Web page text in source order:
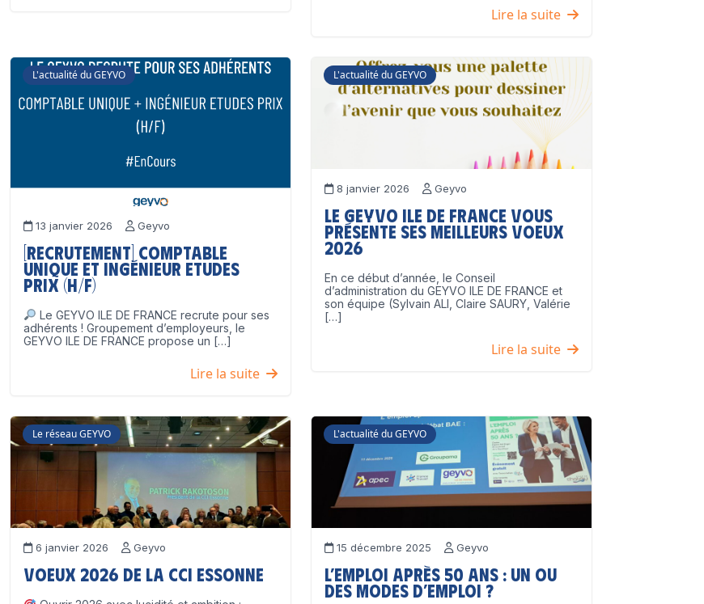
Lire la suite
L'actualité du GEYVO
13 janvier 2026 Geyvo
[Recrutement] Comptable
unique et Ingénieur Etudes
Prix (H/F)
Le GEYVO ILE DE FRANCE recrute pour ses
adhérents ! Groupement d’employeurs, le
GEYVO ILE DE FRANCE propose un […]
Lire la suite
L'actualité du GEYVO
8 janvier 2026 Geyvo
Le GEYVO Ile de France vous
présente ses meilleurs voeux
2026
En ce début d’année, le Conseil
d’administration du GEYVO ILE DE FRANCE et
son équipe (Sylvain ALI, Claire SAURY, Valérie
[…]
Lire la suite
Le réseau GEYVO
6 janvier 2026 Geyvo
Voeux 2026 de la CCI Essonne
L'actualité du GEYVO
15 décembre 2025 Geyvo
L’emploi après 50 ans : un ou
des modes d’emploi ?